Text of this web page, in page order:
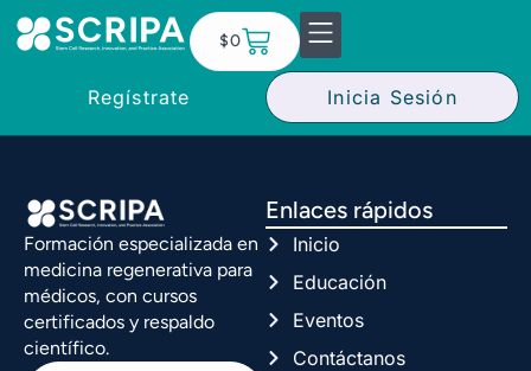
$0
Regístrate Inicia Sesión
Formación especializada en
medicina regenerativa para
médicos, con cursos
certificados y respaldo
científico.
Enlaces rápidos
Inicio
Educación
Eventos
Contáctanos